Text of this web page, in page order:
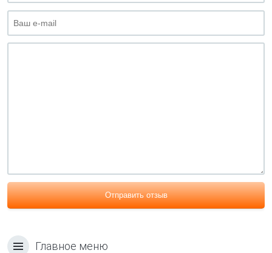
Отправить отзыв
Главное меню